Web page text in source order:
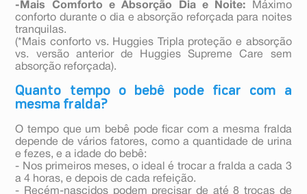
-Mais Comforto e Absorção Dia e Noite: Máximo
conforto durante o dia e absorção reforçada para noites
tranquilas.
(*Mais conforto vs. Huggies Tripla proteção e absorção
vs. versão anterior de Huggies Supreme Care sem
absorção reforçada).
Quanto tempo o bebê pode ficar com a
mesma fralda?
O tempo que um bebê pode ficar com a mesma fralda
depende de vários fatores, como a quantidade de urina
e fezes, e a idade do bebê:
- Nos primeiros meses, o ideal é trocar a fralda a cada 3
a 4 horas, e depois de cada refeição.
- Recém-nascidos podem precisar de até 8 trocas de